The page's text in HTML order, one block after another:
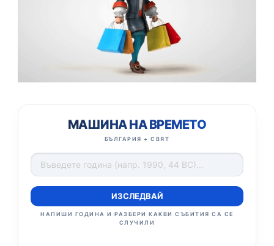
МАШИНА НА ВРЕМЕТО
БЪЛГАРИЯ + СВЯТ
ИЗСЛЕДВАЙ
НАПИШИ ГОДИНА И РАЗБЕРИ КАКВИ СЪБИТИЯ СА СЕ
СЛУЧИЛИ